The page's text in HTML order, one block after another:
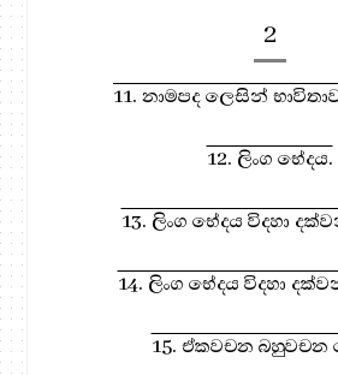
2
11. නාමපද ලෙසින්
12. ලිංග භේදය.
13. ලිංග භේදය විදහා
14. ලිංග භේදය විදහා
15. ඒකවචන බහුවචන